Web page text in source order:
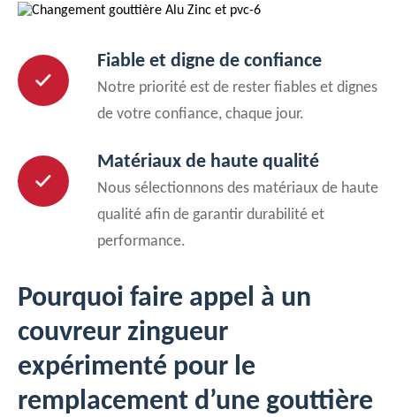
Fiable et digne de confiance
Notre priorité est de rester fiables et dignes
de votre confiance, chaque jour.
Matériaux de haute qualité
Nous sélectionnons des matériaux de haute
qualité afin de garantir durabilité et
performance.
Pourquoi faire appel à un
couvreur zingueur
expérimenté pour le
remplacement d’une gouttière